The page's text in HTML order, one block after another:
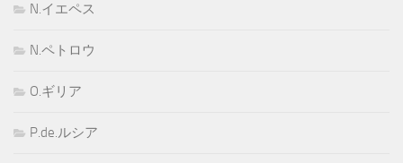
N.イエペス
N.ペトロウ
O.ギリア
P.de.ルシア